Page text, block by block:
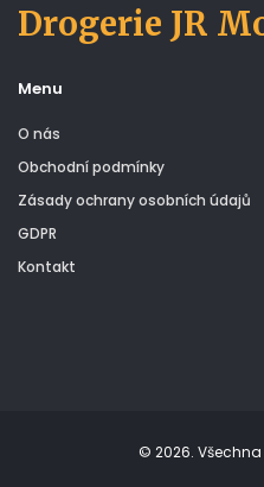
Drogerie JR
Menu
O nás
Obchodní podmínky
Zásady ochrany osobních údajů
GDPR
Kontakt
© 2026.